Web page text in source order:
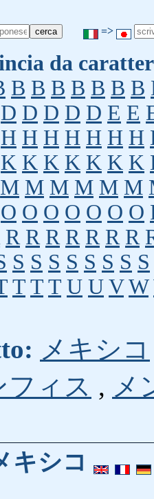
=>
da
B B B B B B B
D D D D D E E
H H H H H H H
K K K K K K K
M M M M M M
O O O O O O O
R R R R R R R
S S S S S S S S
T T T U U V W
メキシコ
フィス , メ
キシコ